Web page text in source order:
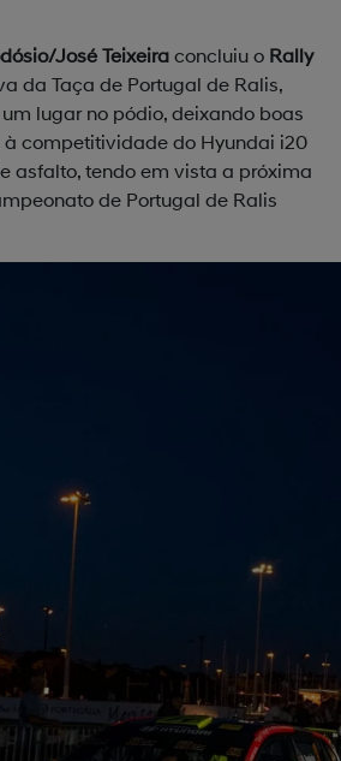
José Teixeira concluiu o Rally
da Taça de Portugal de Ralis,
lugar no pódio, deixando boas
competitividade do Hyundai i20
asfalto, tendo em vista a próxima
de Portugal de Ralis